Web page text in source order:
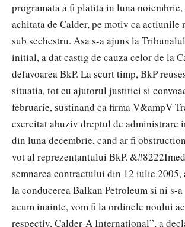
programata a fi platita in luna noiembrie,
achitata de Calder, pe motiv ca actiunile
sub sechestru. Asa s-a ajuns la
initial, a dat castig de cauza celor de la
defavoarea BkP. La scurt timp, BkP
situatia, tot cu ajutorul justitiei si
februarie, sustinand ca firma V&ampV
exercitat abuziv dreptul de administrare
din luna decembrie, cand ar fi
vot al reprezentantului BkP.
semnarea contractului din 12 iulie 2005,
la conducerea Balkan Petroleum si ni s-a
acum inainte, vom fi la ordinele noului
respectiv, Calder-A International”, a